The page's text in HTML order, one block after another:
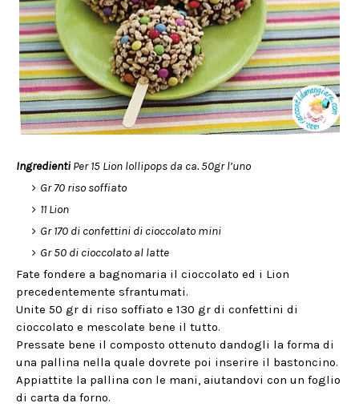
Ingredienti Per 15 Lion lollipops da ca. 50gr l’uno
Gr 70 riso soffiato
11 Lion
Gr 170 di confettini di cioccolato mini
Gr 50 di cioccolato al latte
Fate fondere a bagnomaria il cioccolato ed i Lion
precedentemente sfrantumati.
Unite 50 gr di riso soffiato e 130 gr di confettini di
cioccolato e mescolate bene il tutto.
Pressate bene il composto ottenuto dandogli la forma di
una pallina nella quale dovrete poi inserire il bastoncino.
Appiattite la pallina con le mani, aiutandovi con un foglio
di carta da forno.